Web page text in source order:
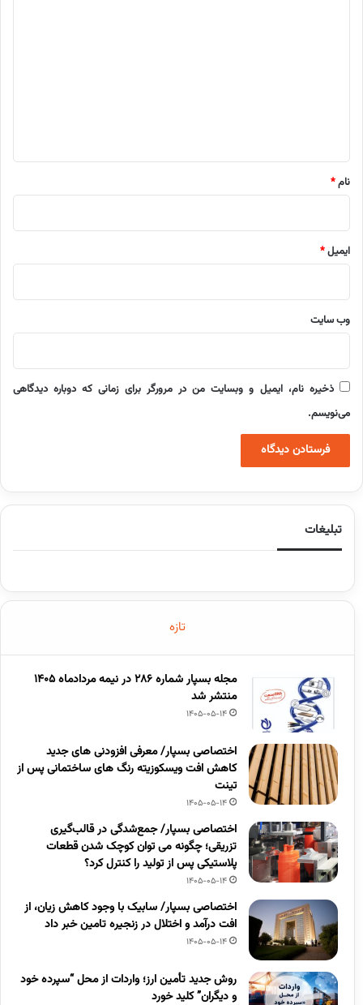
نام*
ایمیل*
وب‌ سایت
ذخیره نام، ایمیل و وبسایت من در مرورگر برای زمانی که دوباره دیدگاهی
می‌نویسم.
تبلیغات
تازه
مجله بسپار شماره 286 در نیمه مردادماه 1405
منتشر شد
1405-05-14
اختصاصی بسپار/ معرفی افزودنی های جدید
کاهش افت ویسکوزیته رنگ های ساختمانی پس از
تینت
1405-05-14
اختصاصی بسپار/ جمع‌شدگی در قالب‌گیری
تزریقی؛ چگونه می توان کوچک شدن قطعات
پلاستیکی پس از تولید را کنترل کرد؟
1405-05-14
اختصاصی بسپار/ سابیک با وجود کاهش زیان، از
افت درآمد و اختلال در زنجیره تامین خبر داد
1405-05-14
روش جدید تأمین ارز؛ واردات از محل “سپرده خود
و دیگران” کلید خورد